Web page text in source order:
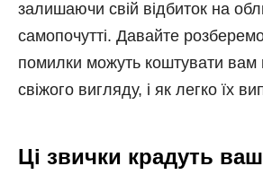
залишаючи свій відбиток на
самопочутті. Давайте
помилки можуть коштувати вам
свіжого вигляду, і як легко їх
Ці звички крадуть